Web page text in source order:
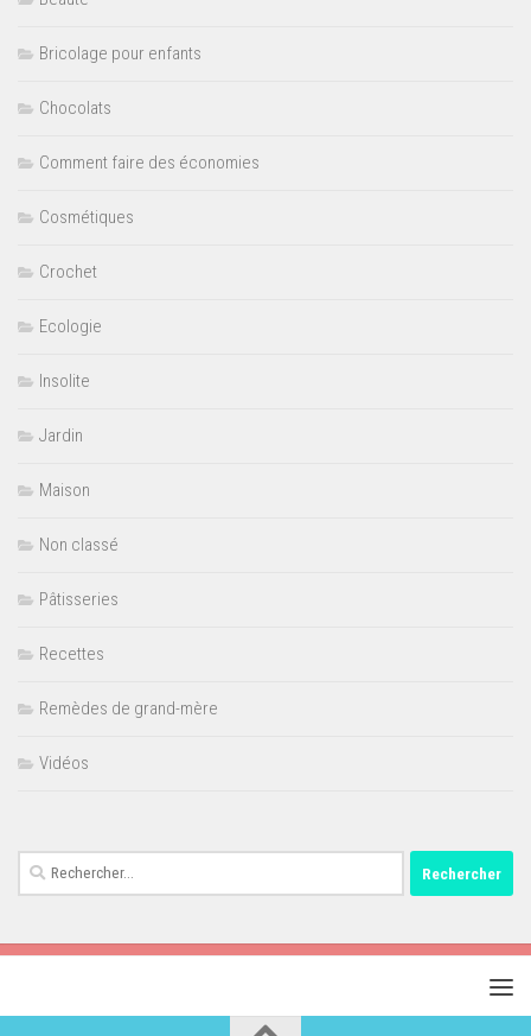
Bricolage pour enfants
Chocolats
Comment faire des économies
Cosmétiques
Crochet
Ecologie
Insolite
Jardin
Maison
Non classé
Pâtisseries
Recettes
Remèdes de grand-mère
Vidéos
Rechercher :